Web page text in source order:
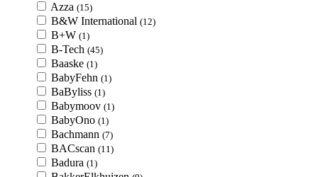
Azza (15)
B&W International (12)
B+W (1)
B-Tech (45)
Baaske (1)
BabyFehn (1)
BaByliss (1)
Babymoov (1)
BabyOno (1)
Bachmann (7)
BACscan (11)
Badura (1)